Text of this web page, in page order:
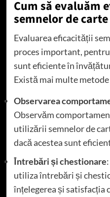
Cum să evaluăm
semnelor de carte
Evaluarea eficacității
proces important,
sunt eficiente în
Există mai multe
Observarea
Observăm
utilizării semnelor de
dacă acestea sunt
Întrebări și chestionare
utiliza întrebări și
înțelegerea și